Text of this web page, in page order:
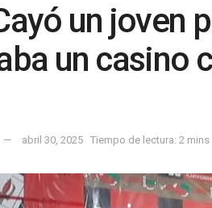
un joven
un casino
abril 30, 2025 Tiempo de lectura: 2 mins